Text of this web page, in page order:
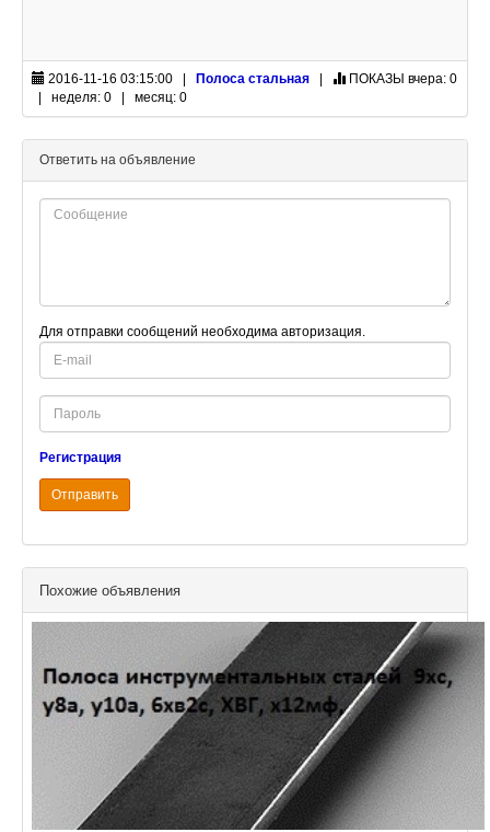
2016-11-16 03:15:00 | Полоса стальная | ПОКАЗЫ вчера: 0
| неделя: 0 | месяц: 0
Ответить на объявление
Для отправки сообщений необходима авторизация.
E-
mail
Password
Регистрация
Отправить
Похожие объявления